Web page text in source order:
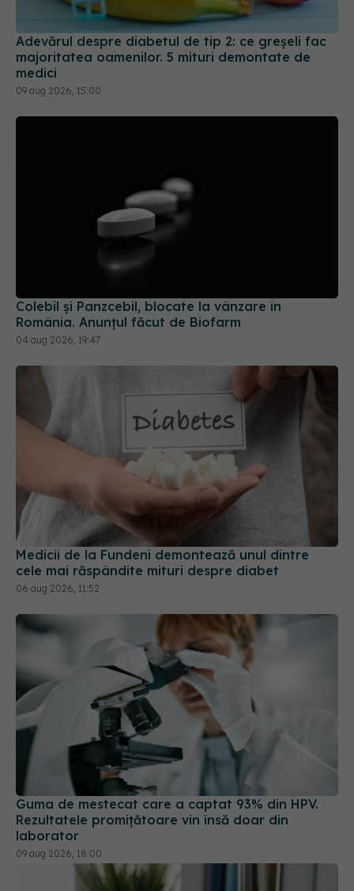
Adevărul despre diabetul de tip 2: ce greșeli fac
majoritatea oamenilor. 5 mituri demontate de
medici
09 aug 2026, 15:00
Colebil și Panzcebil, blocate la vânzare în
România. Anunțul făcut de Biofarm
04 aug 2026, 19:47
Medicii de la Fundeni demontează unul dintre
cele mai răspândite mituri despre diabet
06 aug 2026, 11:52
Guma de mestecat care a captat 93% din HPV.
Rezultatele promițătoare vin însă doar din
laborator
09 aug 2026, 18:00